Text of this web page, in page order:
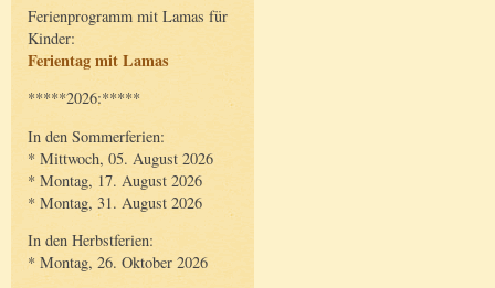
Ferienprogramm mit Lamas für
Kinder:
Ferientag mit Lamas
*****2026:*****
In den Sommerferien:
* Mittwoch, 05. August 2026
* Montag, 17. August 2026
* Montag, 31. August 2026
In den Herbstferien:
* Montag, 26. Oktober 2026